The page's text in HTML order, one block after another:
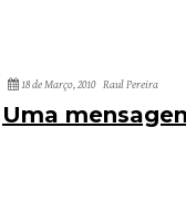
18 de Março, 2010 Raul Pereira
Uma